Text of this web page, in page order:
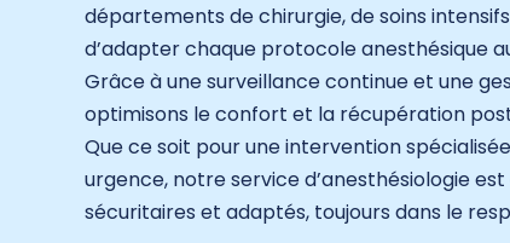
départements de chirurgie, de soins
d’adapter chaque protocole anesthésique
Grâce à une surveillance continue et une
optimisons le confort et la récupération
Que ce soit pour une intervention
urgence, notre service d’anesthésiologie
sécuritaires et adaptés, toujours dans le